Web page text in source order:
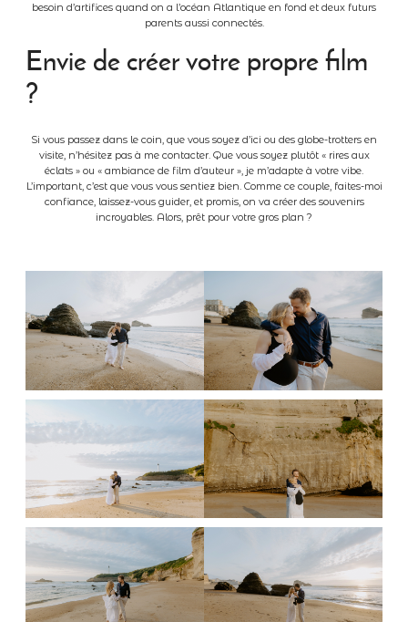
besoin d’artifices quand on a l’océan Atlantique en fond et deux futurs
parents aussi connectés.
Envie de créer votre propre film
?
Si vous passez dans le coin, que vous soyez d’ici ou des globe-trotters en
visite, n’hésitez pas à me contacter. Que vous soyez plutôt « rires aux
éclats » ou « ambiance de film d’auteur », je m’adapte à votre vibe.
L’important, c’est que vous vous sentiez bien. Comme ce couple, faites-moi
confiance, laissez-vous guider, et promis, on va créer des souvenirs
incroyables. Alors, prêt pour votre gros plan ?